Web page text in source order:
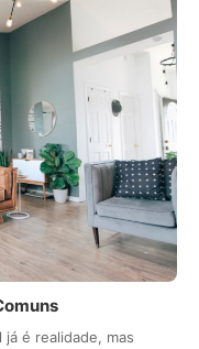
é realidade, mas